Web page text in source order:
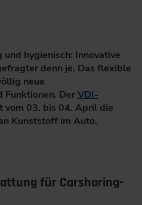
hygienisch: Innovative
denn je. Das flexible
neue
Funktionen. DerVDI-
vom 03. bis 04. April die
Kunststoff im Auto.
für Carsharing-